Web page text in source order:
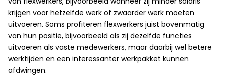
krijgen voor hetzelfde werk of zwaarder werk moeten
uitvoeren. Soms profiteren flexwerkers juist bovenmatig
van hun positie, bijvoorbeeld als zij dezelfde functies
uitvoeren als vaste medewerkers, maar daarbij wel betere
werktijden en een interessanter werkpakket kunnen
afdwingen.